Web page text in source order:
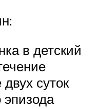
в детский
суток
эпизода